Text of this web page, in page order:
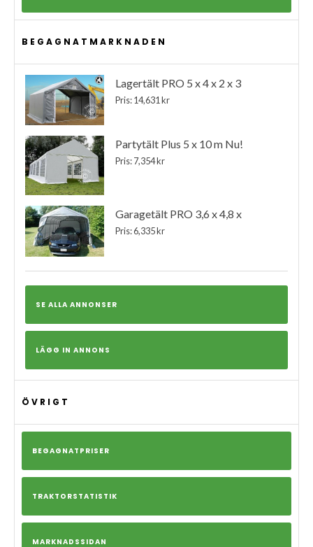
BEGAGNATMARKNADEN
Lagertält PRO 5 x 4 x 2 x 3
Pris: 14,631 kr
Partytält Plus 5 x 10 m Nu!
Pris: 7,354 kr
Garagetält PRO 3,6 x 4,8 x
Pris: 6,335 kr
SE ALLA ANNONSER
LÄGG IN ANNONS
ÖVRIGT
BEGAGNATPRISER
TRAKTORSTATISTIK
MARKNADSSIDAN